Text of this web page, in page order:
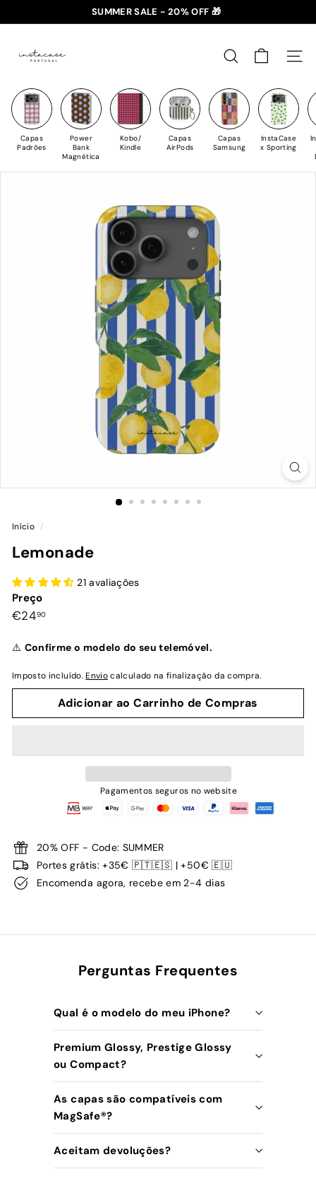
para
Conteúdo
slideshow
✈️ PORTES GRÁTIS: +35€ 🇵🇹🇪🇸 | +50€ 🇪🇺
SUMMER SALE - 20% OFF 🎁
n
t
a
C
a
s
PESQUISAR
Capas
Padrões
Power
Bank
Magnética
Kobo/
Kindle
Capas
AirPods
Capas
Samsung
InstaCase
x Sporting
Início /
Lemonade
21 avaliações
Preço
Preço
€2490€24,90
⚠️ Confirme o modelo do seu telemóvel.
Imposto incluído.Enviocalculado na finalização da compra.
Adicionar ao Carrinho de Compras
Pagamentos seguros no website
20% OFF - Code: SUMMER
Portes grátis: +35€ 🇵🇹🇪🇸 | +50€ 🇪🇺
Encomenda agora, recebe em 2-4 dias
Perguntas Frequentes
Qual é o modelo do meu iPhone?
Premium Glossy, Prestige Glossy
ou Compact?
As capas são compatíveis com
MagSafe®️?
Aceitam devoluções?